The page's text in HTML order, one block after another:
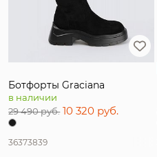
Ботфорты Graciana
в наличии
29 490 руб. 10 320 руб.
36373839